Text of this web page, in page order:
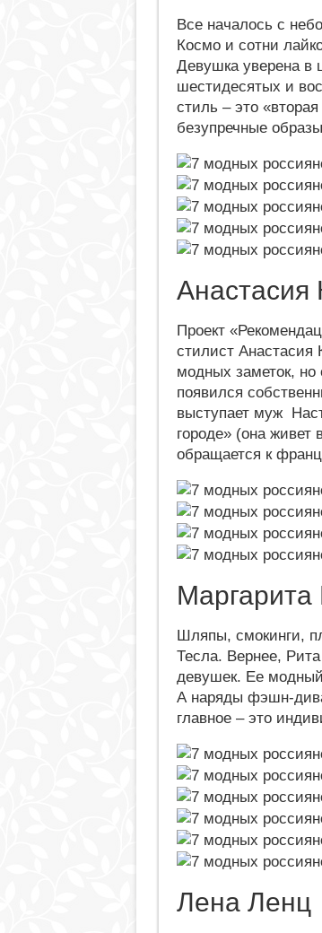
Все началось с
Космо и сотни
Девушка уверена в
шестидесятых и
стиль – это
безупречные
Анастасия
Проект
стилист
модных заметок, но
появился
выступает муж
городе» (она
обращается к
Шляпы, смокинги,
Тесла. Вернее,
девушек. Ее модный
А наряды фэшн-дива
главное – это
Лена Ленц